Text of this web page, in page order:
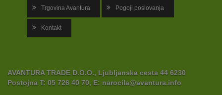
Trgovina Avantura Pogoji poslovanja
Kontakt
AVANTURA TRADE D.O.O., Ljubljanska cesta 44 6230
Postojna T: 05 726 40 70, E: narocila@avantura.info